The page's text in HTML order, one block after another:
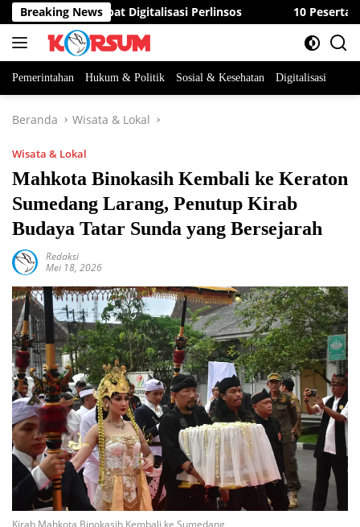
Langsung
ke
konten
Breaking News
ASN Percepat Digitalisasi Perlinsos 10 Peserta
Pemerintahan Hukum & Politik Sosial & Kesehatan Digitalisasi
Beranda Wisata & Lokal
Wisata & Lokal
Mahkota Binokasih Kembali ke Keraton
Sumedang Larang, Penutup Kirab
Budaya Tatar Sunda yang Bersejarah
Redaksi
Mei 18, 2026